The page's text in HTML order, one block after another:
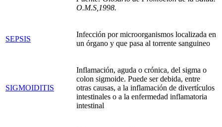
O.M.S,1998.
SEPSIS
Infección por microorganismos localizada en
un órgano y que pasa al torrente sanguineo
SIGMOIDITIS
Inflamación, aguda o crónica, del sigma o
colon sigmoide. Puede ser debida, entre
otras causas, a la inflamación de divertículos
intestinales o a la enfermedad inflamatoria
intestinal